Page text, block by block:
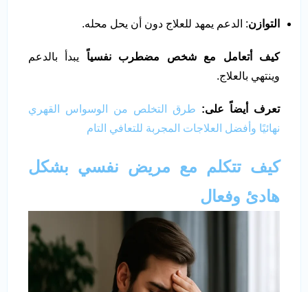
التوازن: الدعم يمهد للعلاج دون أن يحل محله.
كيف أتعامل مع شخص مضطرب نفسياً يبدأ بالدعم
وينتهي بالعلاج.
تعرف أيضاً على: طرق التخلص من الوسواس القهري
نهائيًا وأفضل العلاجات المجربة للتعافي التام
كيف تتكلم مع مريض نفسي بشكل
هادئ وفعال